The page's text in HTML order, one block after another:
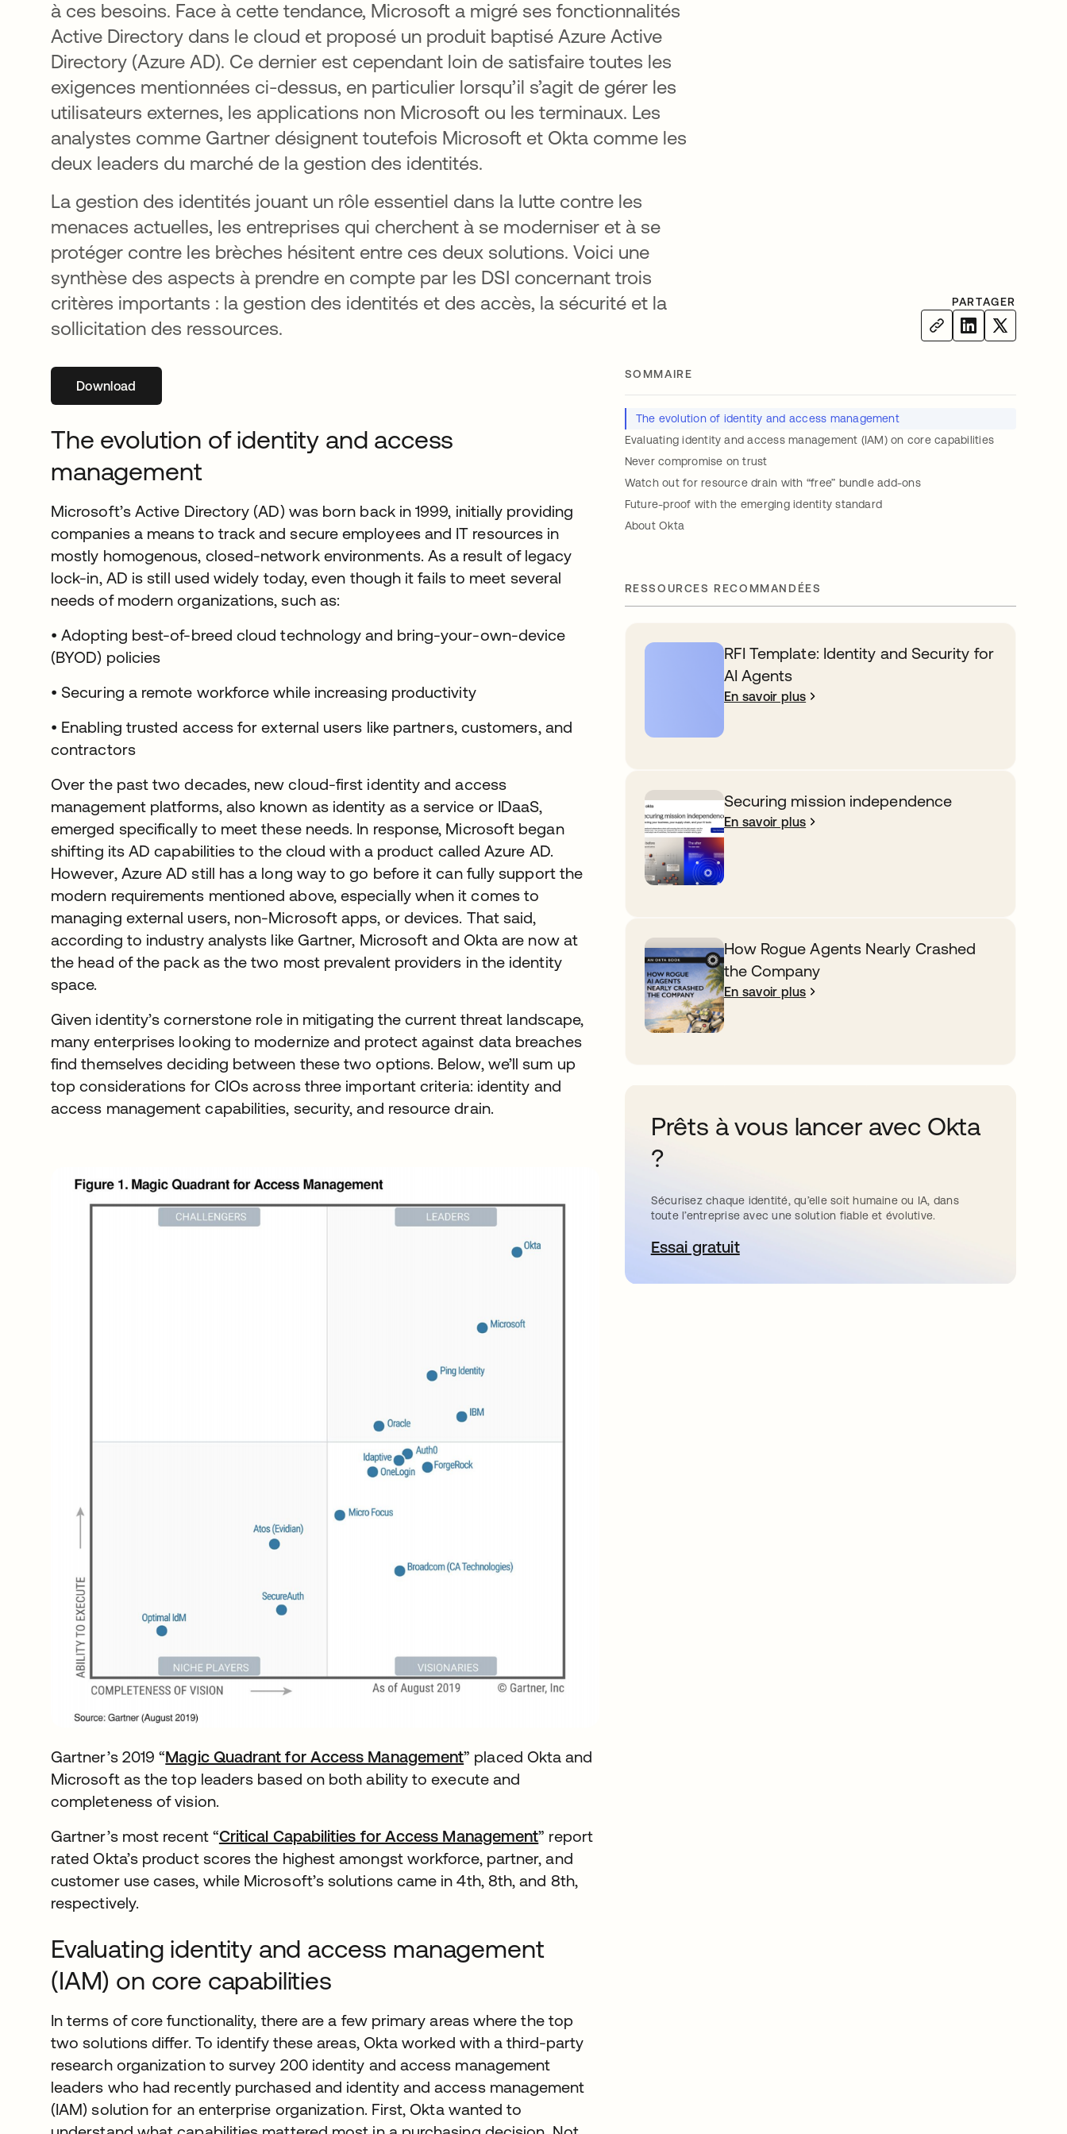
à ces besoins. Face à cette tendance, Microsoft a migré ses fonctionnalités
Active Directory dans le cloud et proposé un produit baptisé Azure Active
Directory (Azure AD). Ce dernier est cependant loin de satisfaire toutes les
exigences mentionnées ci-dessus, en particulier lorsqu’il s’agit de gérer les
utilisateurs externes, les applications non Microsoft ou les terminaux. Les
analystes comme Gartner désignent toutefois Microsoft et Okta comme les
deux leaders du marché de la gestion des identités.
La gestion des identités jouant un rôle essentiel dans la lutte contre les
menaces actuelles, les entreprises qui cherchent à se moderniser et à se
protéger contre les brèches hésitent entre ces deux solutions. Voici une
synthèse des aspects à prendre en compte par les DSI concernant trois
critères importants : la gestion des identités et des accès, la sécurité et la
sollicitation des ressources.
PARTAGER
Downloads’ouvre dans un nouvel onglet
The evolution of identity and access
management
Microsoft’s Active Directory (AD) was born back in 1999, initially providing
companies a means to track and secure employees and IT resources in
mostly homogenous, closed-network environments. As a result of legacy
lock-in, AD is still used widely today, even though it fails to meet several
needs of modern organizations, such as:
• Adopting best-of-breed cloud technology and bring-your-own-device
(BYOD) policies
• Securing a remote workforce while increasing productivity
• Enabling trusted access for external users like partners, customers, and
contractors
Over the past two decades, new cloud-first identity and access
management platforms, also known as identity as a service or IDaaS,
emerged specifically to meet these needs. In response, Microsoft began
shifting its AD capabilities to the cloud with a product called Azure AD.
However, Azure AD still has a long way to go before it can fully support the
modern requirements mentioned above, especially when it comes to
managing external users, non-Microsoft apps, or devices. That said,
according to industry analysts like Gartner, Microsoft and Okta are now at
the head of the pack as the two most prevalent providers in the identity
space.
Given identity’s cornerstone role in mitigating the current threat landscape,
many enterprises looking to modernize and protect against data breaches
find themselves deciding between these two options. Below, we’ll sum up
top considerations for CIOs across three important criteria: identity and
access management capabilities, security, and resource drain.
Gartner’s 2019 “Magic Quadrant for Access Management” placed Okta and
Microsoft as the top leaders based on both ability to execute and
completeness of vision.
Gartner’s most recent “Critical Capabilities for Access Management” report
rated Okta’s product scores the highest amongst workforce, partner, and
customer use cases, while Microsoft’s solutions came in 4th, 8th, and 8th,
respectively.
Evaluating identity and access management
(IAM) on core capabilities
In terms of core functionality, there are a few primary areas where the top
two solutions differ. To identify these areas, Okta worked with a third-party
research organization to survey 200 identity and access management
leaders who had recently purchased and identity and access management
(IAM) solution for an enterprise organization. First, Okta wanted to
SOMMAIRE
The evolution of identity and access management
Evaluating identity and access management (IAM) on core capabilities
Never compromise on trust
Watch out for resource drain with “free” bundle add-ons
Future-proof with the emerging identity standard
About Okta
RESSOURCES RECOMMANDÉES
RFI Template: Identity and Security for
AI Agents
En savoir plus
Securing mission independence
En savoir plus
How Rogue Agents Nearly Crashed
the Company
En savoir plus
Prêts à vous lancer avec Okta
?
Sécurisez chaque identité, qu’elle soit humaine ou IA, dans
toute l’entreprise avec une solution fiable et évolutive.
Essai gratuits’ouvre dans un nouvel onglet